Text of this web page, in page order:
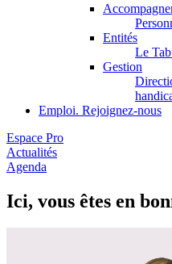
Entités
Le
Gestion
Emploi. Rejoignez-nous
Espace Pro
Actualités
Agenda
Ici, vous êtes en b